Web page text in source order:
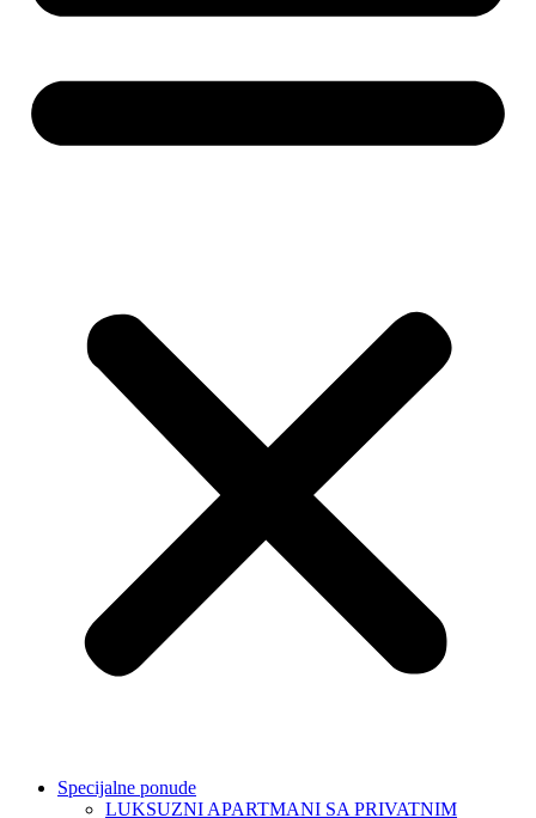
Specijalne ponude
LUKSUZNI APARTMANI SA PRIVATNIM